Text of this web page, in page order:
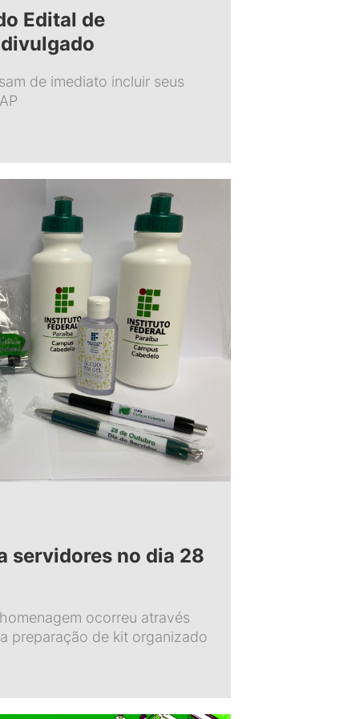
Edital de
de imediato incluir seus
servidores no dia 28
ocorreu através
preparação de kit organizado